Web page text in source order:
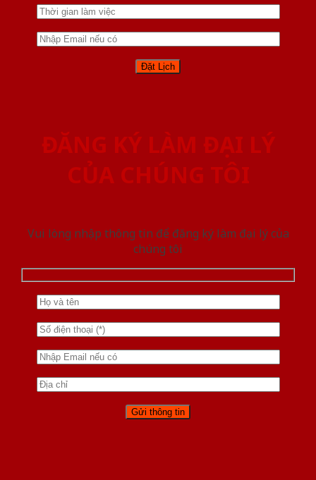
ĐĂNG KÝ LÀM ĐẠI LÝ
CỦA CHÚNG TÔI
Vui lòng nhập thông tin để đăng ký làm đại lý của
chúng tôi